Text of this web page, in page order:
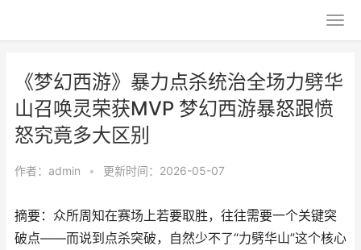
《梦幻西游》暴力点杀统治全场力劈华
山召唤灵荣获MVP 梦幻西游暴怒跟愤
怒究竟多大区别
作者： admin • 更新时间：2026-05-07
摘要：众所周知在赛场上若要取胜，往往需要一个关键突
破点——而说到点杀突破，自然少不了“力劈华山”这个核心